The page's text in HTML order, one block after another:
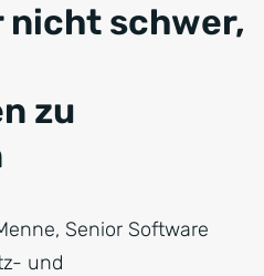
nicht schwer,
zu
Senior Software
und